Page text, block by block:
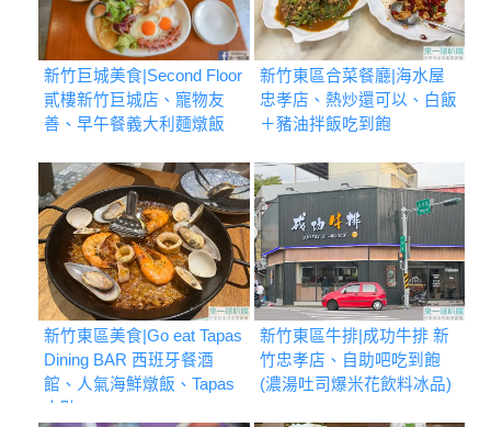
新竹巨城美食|Second Floor
貳樓新竹巨城店、寵物友
善、早午餐義大利麵燉飯
新竹東區合菜餐廳|海水屋
忠孝店、熱炒還可以、白飯
＋豬油拌飯吃到飽
新竹東區美食|Go eat Tapas
Dining BAR 西班牙餐酒
館、人氣海鮮燉飯、Tapas
小點
新竹東區牛排|成功牛排 新
竹忠孝店、自助吧吃到飽
(濃湯吐司爆米花飲料冰品)